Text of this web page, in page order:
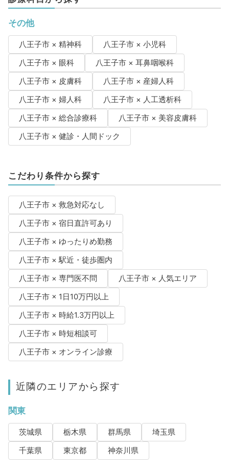
その他
八王子市 × 精神科
八王子市 × 小児科
八王子市 × 眼科
八王子市 × 耳鼻咽喉科
八王子市 × 皮膚科
八王子市 × 産婦人科
八王子市 × 婦人科
八王子市 × 人工透析科
八王子市 × 総合診療科
八王子市 × 美容皮膚科
八王子市 × 健診・人間ドック
こだわり条件から探す
八王子市 × 救急対応なし
八王子市 × 宿日直許可あり
八王子市 × ゆったりめ勤務
八王子市 × 駅近・徒歩圏内
八王子市 × 専門医不問
八王子市 × 人気エリア
八王子市 × 1日10万円以上
八王子市 × 時給1.3万円以上
八王子市 × 時短相談可
八王子市 × オンライン診療
近隣のエリアから探す
関東
茨城県 栃木県 群馬県
埼玉県
千葉県
東京都 神奈川県